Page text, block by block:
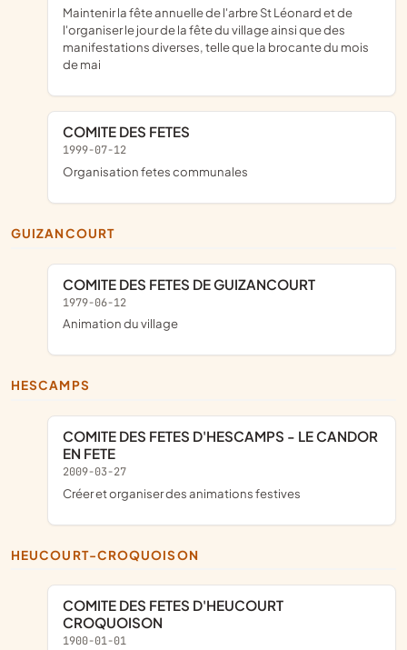
maintenir la fête annuelle de l'arbre St Léonard et de
l'organiser le jour de la fête du village ainsi que des
manifestations diverses, telle que la brocante du mois
de mai
COMITE DES FETES
1999-07-12
organisation fetes communales
GUIZANCOURT
COMITE DES FETES DE GUIZANCOURT
1979-06-12
Animation du village
HESCAMPS
COMITE DES FETES D'HESCAMPS - LE CANDOR
EN FETE
2009-03-27
créer et organiser des animations festives
HEUCOURT-CROQUOISON
COMITE DES FETES D'HEUCOURT
CROQUOISON
1900-01-01